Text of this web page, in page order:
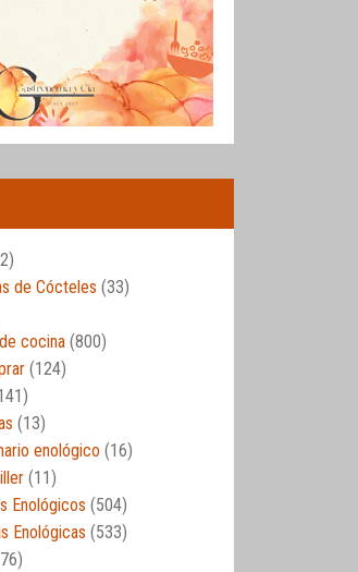
de Cócteles (33)
cocina (800)
(124)
(13)
enológico (16)
(11)
Enológicos (504)
Enológicas (533)